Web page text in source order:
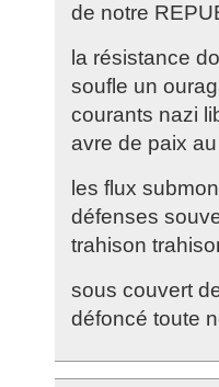
de notre
la résistance
soufle un
courants nazi
avre de paix
les flux
défenses
trahison
sous couvert
défoncé toute